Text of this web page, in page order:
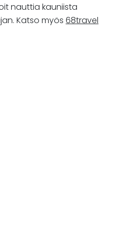
nauttia kauniista
Katso myös 68travel